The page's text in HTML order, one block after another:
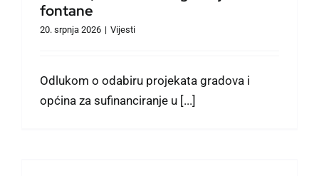
fontane
20. srpnja 2026 | Vijesti
Odlukom o odabiru projekata gradova i
općina za sufinanciranje u [...]